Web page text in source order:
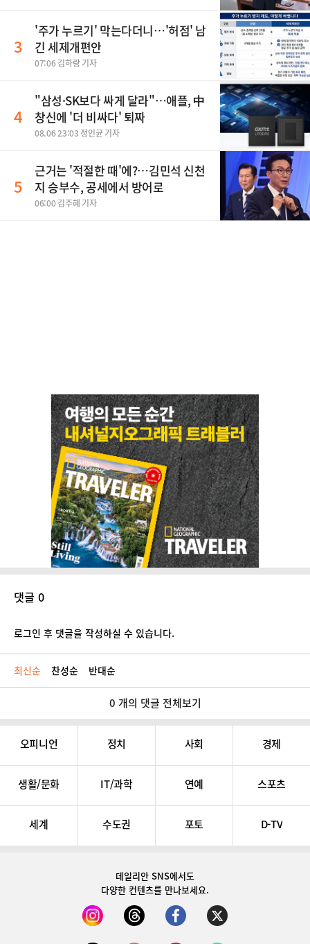
3
'주가 누르기' 막는다더니…'허점' 남
긴 세제개편안
07:06 김하랑 기자
4
"삼성·SK보다 싸게 달라"…애플, 中
창신에 '더 비싸다' 퇴짜
08.06 23:03 정인균 기자
5
근거는 '적절한 때'에?…김민석 신천
지 승부수, 공세에서 방어로
06:00 김주혜 기자
댓글 0
로그인 후 댓글을 작성하실 수 있습니다.
최신순 찬성순 반대순
0 개의 댓글 전체보기
오피니언 정치 사회 경제
생활/문화 IT/과학 연예 스포츠
세계 수도권 포토 D-TV
데일리안 SNS에서도
다양한 컨텐츠를 만나보세요.